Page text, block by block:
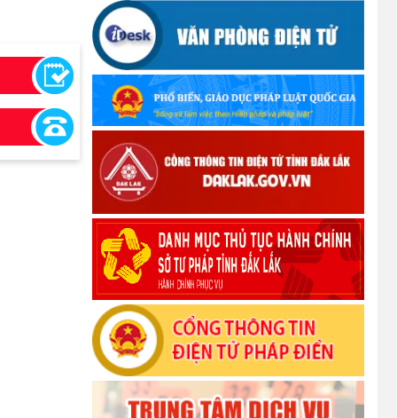
(12/10/2025)
UBND TỈNH ĐẮK LẮK KHUYẾN CÁO
NGƯỜI DÂN TĂNG CƯỜNG PHÒNG,
CHỐNG BỆNH TẢ
(09/10/2025)
Bộ Quốc phòng công bố thủ tục hành
chính đủ điều kiện tái cấu trúc thực hiện
tử
(09/10/2025)
Bộ Chính trị, Ban Bí thư kết luận về phân
cấp, phân quyền trong vận hành chính
quyền địa phương 2 cấp
(08/10/2025)